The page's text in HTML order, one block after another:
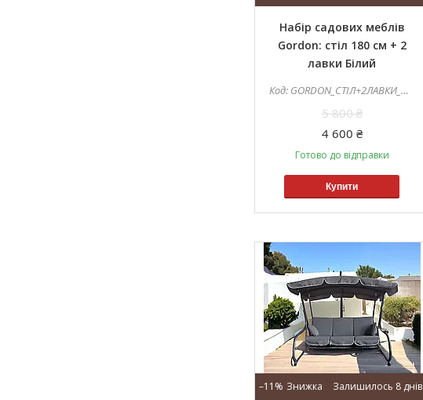
Набір садових меблів
Gordon: стіл 180 см + 2
лавки Білий
GORDON_СТІЛ+2ЛАВКИ_БІЛИЙ
5 800 ₴
4 600 ₴
Готово до відправки
Купити
–11% Залишилось 8 днів